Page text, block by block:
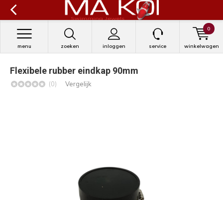
zoeken inloggen
menu service winkelwagen
0
Flexibele rubber eindkap 90mm
(0) Vergelijk